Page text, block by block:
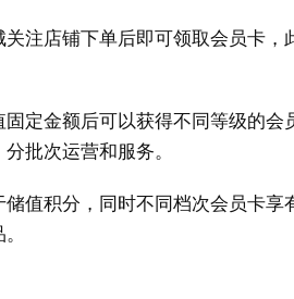
注店铺下单后即可领取会员卡
定金额后可以获得不同等级的
批次运营和服务。
值积分，同时不同档次会员卡